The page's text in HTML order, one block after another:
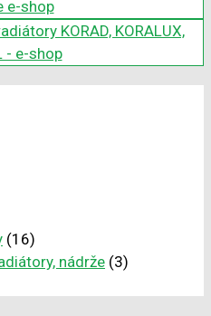
(16)
nádrže (3)